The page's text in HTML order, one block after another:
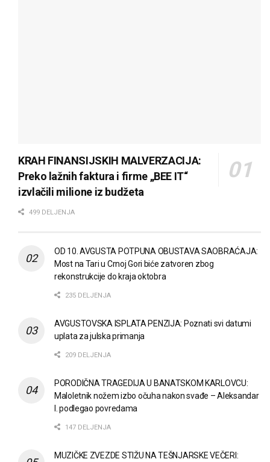
KRAH FINANSIJSKIH MALVERZACIJA:
Preko lažnih faktura i firme „BEE IT“
izvlačili milione iz budžeta
499 DELJENJA
OD 10. AVGUSTA POTPUNA OBUSTAVA SAOBRAĆAJA:
Most na Tari u Crnoj Gori biće zatvoren zbog
rekonstrukcije do kraja oktobra
235 DELJENJA
AVGUSTOVSKA ISPLATA PENZIJA: Poznati svi datumi
uplata za julska primanja
209 DELJENJA
PORODIČNA TRAGEDIJA U BANATSKOM KARLOVCU:
Maloletnik nožem izbo očuha nakon svađe – Aleksandar
I. podlegao povredama
147 DELJENJA
MUZIČKE ZVEZDE STIŽU NA TEŠNJARSKE VEČERI: